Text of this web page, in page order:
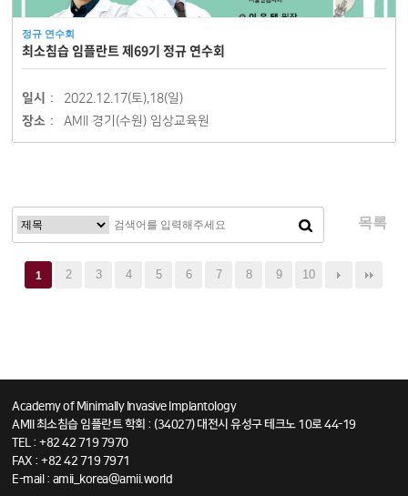
정규 연수회
최소침습 임플란트 제69기 정규 연수회
일시 :
2022.12.17(토),18(일)
장소 :
AMII 경기(수원) 임상교육원
목록
1 2 3 4 5 6 7 8 9 10
Academy of Minimally Invasive Implantology
AMII 최소침습 임플란트 학회 : (34027) 대전시 유성구 테크노 10로 44-19
TEL : +82 42 719 7970
FAX : +82 42 719 7971
E-mail : amii_korea@amii.world